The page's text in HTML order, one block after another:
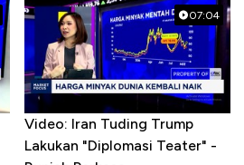
07:04
Video: Iran Tuding Trump
Lakukan "Diplomasi Teater" -